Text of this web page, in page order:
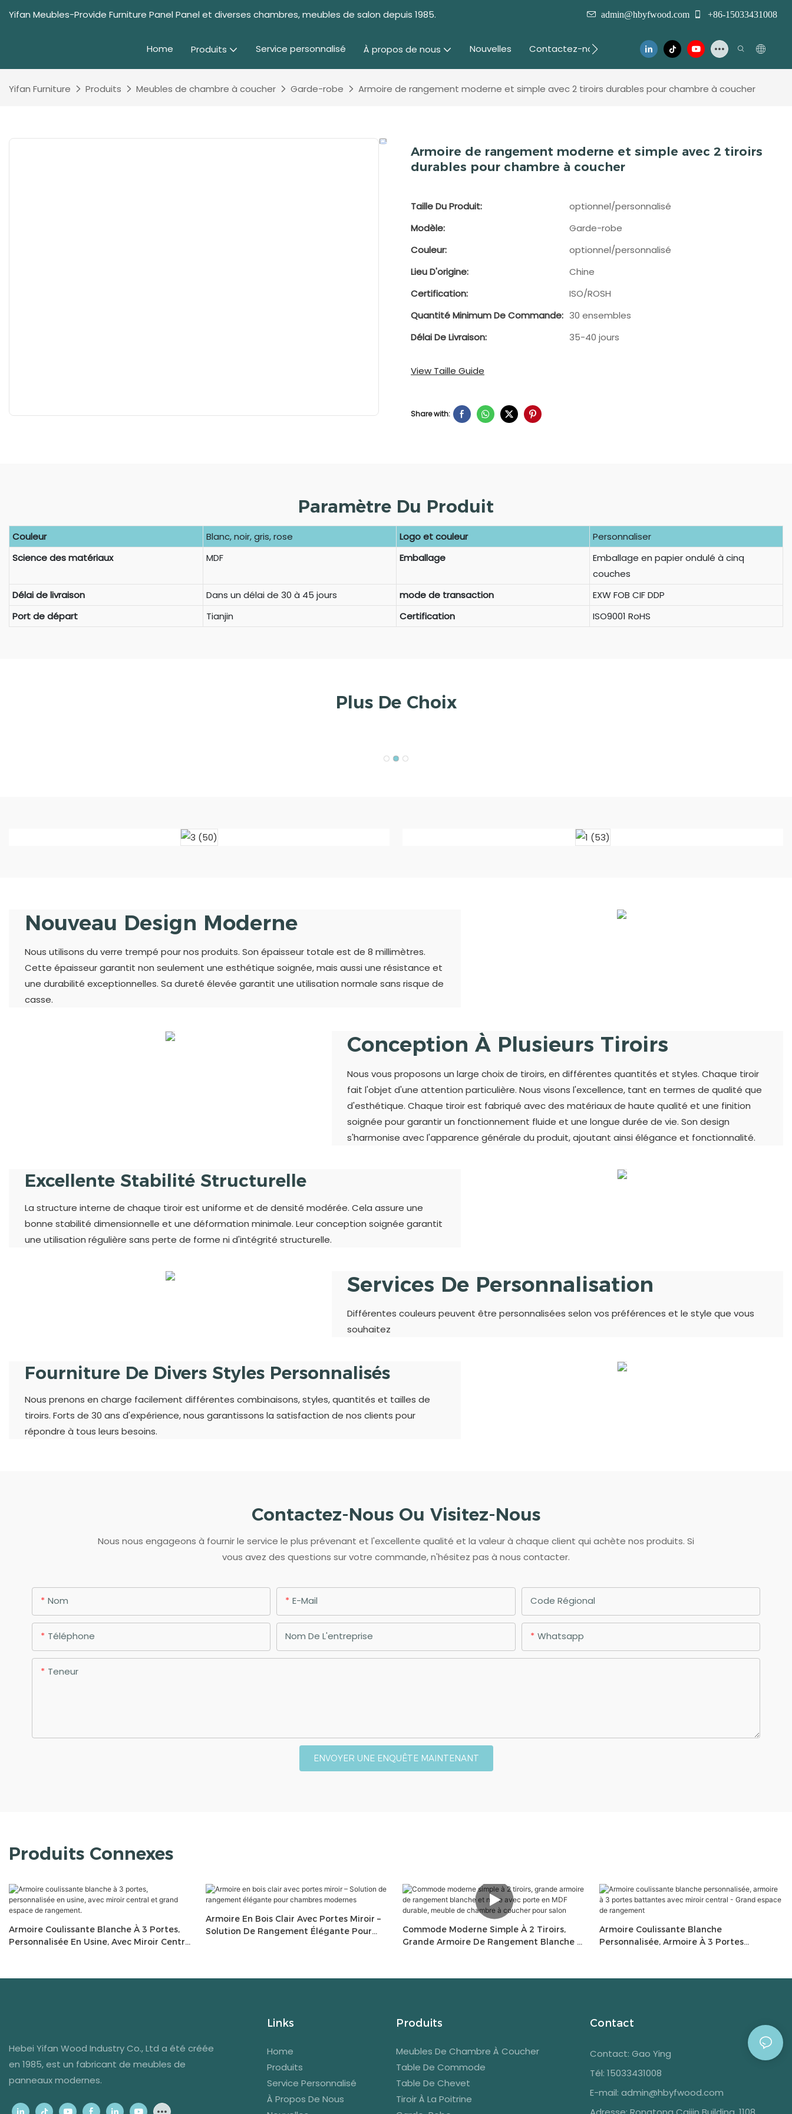
Yifan Meubles-Provide Furniture Panel Panel et diverses chambres, meubles de salon depuis 1985. admin@hbyfwood.com +86-15033431008
Home Produits Service personnalisé À propos de nous Nouvelles Contactez-nous
Yifan Furniture Produits Meubles de chambre à coucher Garde-robe Armoire de rangement moderne et simple avec 2 tiroirs durables pour chambre à coucher
Armoire de rangement moderne et simple avec 2 tiroirs
durables pour chambre à coucher
Taille Du Produit:
optionnel/personnalisé
Modèle:
Garde-robe
Couleur:
optionnel/personnalisé
Lieu D'origine:
Chine
Certification:
ISO/ROSH
Quantité Minimum De Commande: 30 ensembles
Délai De Livraison:
35-40 jours
View Taille Guide
Share with:
Paramètre Du Produit
Couleur Blanc, noir, gris, rose Logo et couleur
Personnaliser
Science des matériaux
MDF Emballage
Emballage en papier ondulé à cinq
couches
Délai de livraison
Dans un délai de 30 à 45 jours mode de transaction
EXW FOB CIF DDP
Port de départ
Tianjin Certification ISO9001 RoHS
Plus De Choix
Nouveau Design Moderne
Nous utilisons du verre trempé pour nos produits. Son épaisseur totale est de 8 millimètres.
Cette épaisseur garantit non seulement une esthétique soignée, mais aussi une résistance et
une durabilité exceptionnelles. Sa dureté élevée garantit une utilisation normale sans risque de
casse.
Conception À Plusieurs Tiroirs
Nous vous proposons un large choix de tiroirs, en différentes quantités et styles. Chaque tiroir
fait l'objet d'une attention particulière. Nous visons l'excellence, tant en termes de qualité que
d'esthétique. Chaque tiroir est fabriqué avec des matériaux de haute qualité et une finition
soignée pour garantir un fonctionnement fluide et une longue durée de vie. Son design
s'harmonise avec l'apparence générale du produit, ajoutant ainsi élégance et fonctionnalité.
Excellente Stabilité Structurelle
La structure interne de chaque tiroir est uniforme et de densité modérée. Cela assure une
bonne stabilité dimensionnelle et une déformation minimale. Leur conception soignée garantit
une utilisation régulière sans perte de forme ni d'intégrité structurelle.
Services De Personnalisation
Différentes couleurs peuvent être personnalisées selon vos préférences et le style que vous
souhaitez
Fourniture De Divers Styles Personnalisés
Nous prenons en charge facilement différentes combinaisons, styles, quantités et tailles de
tiroirs. Forts de 30 ans d'expérience, nous garantissons la satisfaction de nos clients pour
répondre à tous leurs besoins.
Contactez-Nous Ou Visitez-Nous
Nous nous engageons à fournir le service le plus prévenant et l'excellente qualité et la valeur à chaque client qui achète nos produits. Si
vous avez des questions sur votre commande, n'hésitez pas à nous contacter.
Nom E-Mail Code Régional
Téléphone Nom De L'entreprise Whatsapp
Teneur
ENVOYER UNE ENQUÊTE MAINTENANT
Produits Connexes
Armoire Coulissante Blanche À 3 Portes,
Personnalisée En Usine, Avec Miroir Central
Armoire En Bois Clair Avec Portes Miroir –
Solution De Rangement Élégante Pour
Commode Moderne Simple À 2 Tiroirs,
Grande Armoire De Rangement Blanche Et
Armoire Coulissante Blanche
Personnalisée, Armoire À 3 Portes
Hebei Yifan Wood Industry Co., Ltd a été créée
en 1985, est un fabricant de meubles de
panneaux modernes.
Links
Home
Produits
Service Personnalisé
À Propos De Nous
Produits
Meubles De Chambre À Coucher
Table De Commode
Table De Chevet
Tiroir À La Poitrine
Contact
Contact: Gao Ying
Tél: 15033431008
E-mail: admin@hbyfwood.com